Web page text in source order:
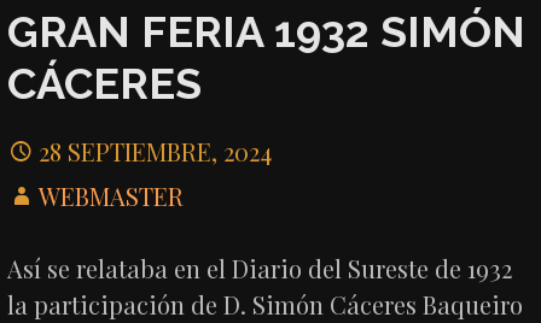
GRAN FERIA 1932 SIMÓN
CÁCERES
28 SEPTIEMBRE, 2024
WEBMASTER
Así se relataba en el Diario del Sureste de 1932
la participación de D. Simón Cáceres Baqueiro